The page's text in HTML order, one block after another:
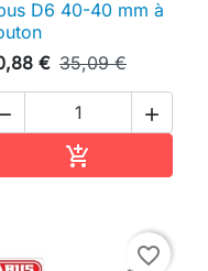
D6 40-40 mm à
€ 35,09 €


favorite_border